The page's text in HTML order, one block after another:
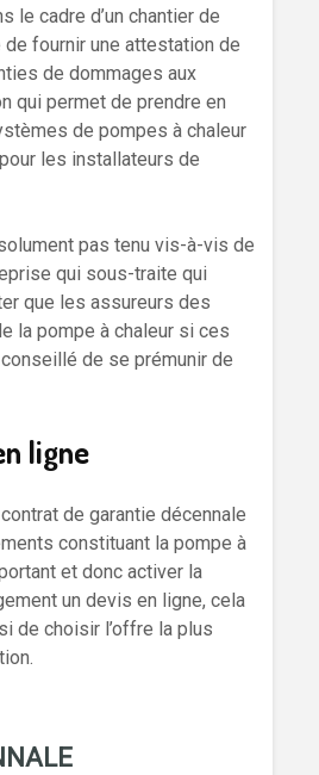
le cadre d’un chantier de
fournir une attestation de
de dommages aux
qui permet de prendre en
de pompes à chaleur
les installateurs de
pas tenu vis-à-vis de
qui sous-traite qui
que les assureurs des
la pompe à chaleur si ces
de se prémunir de
ligne
de garantie décennale
constituant la pompe à
et donc activer la
un devis en ligne, cela
de choisir l’offre la plus